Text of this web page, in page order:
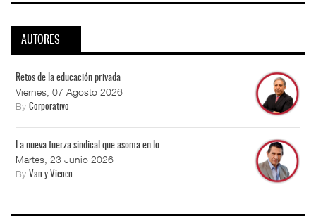
AUTORES
Retos de la educación privada
Viernes, 07 Agosto 2026
By Corporativo
La nueva fuerza sindical que asoma en lo...
Martes, 23 Junio 2026
By Van y Vienen